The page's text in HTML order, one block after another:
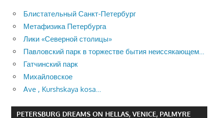
Блистательный Санкт-Петербург
Метафизика Петербурга
Лики «Северной столицы»
Павловский парк в торжестве бытия неиссякающем…
Гатчинский парк
Михайловское
Ave , Kurshskaya kosa…
PETERSBURG DREAMS ON HELLAS, VENICE, PALMYRE